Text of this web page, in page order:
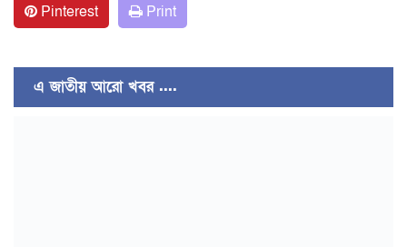
Pinterest
Print
এ জাতীয় আরো খবর ....